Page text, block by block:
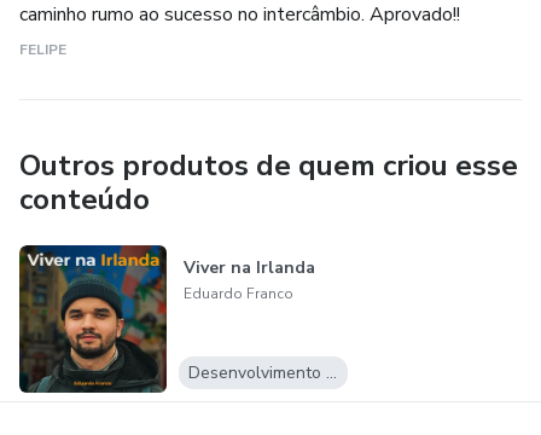
caminho rumo ao sucesso no intercâmbio. Aprovado!!
FELIPE
Outros produtos de quem criou esse
conteúdo
Viver na Irlanda
Eduardo Franco
Desenvolvimento Pessoal